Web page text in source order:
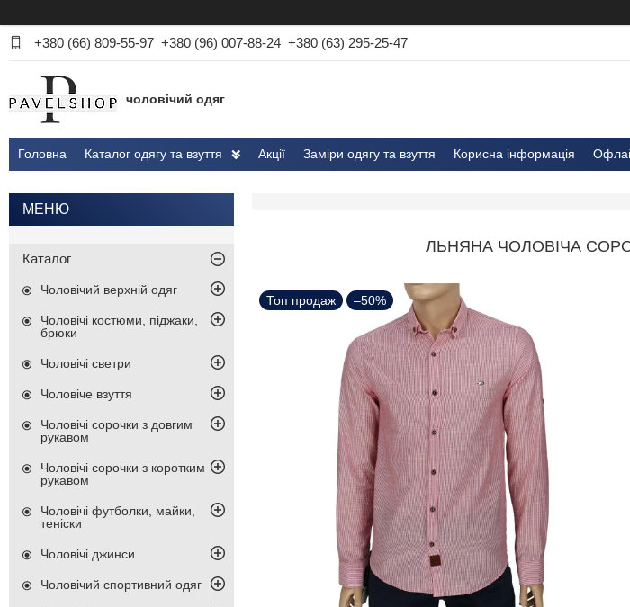
+380 (66) 809-55-97 +380 (96) 007-88-24 +380 (63) 295-25-47
чоловічий одяг
Головна Каталог одягу та взуття Акції Заміри одягу та взуття Корисна інформація
ЛЬНЯНА ЧОЛОВІЧА
Топ продаж –50%
Каталог
Чоловічий верхній одяг
Чоловічі костюми, піджаки,
брюки
Чоловічі светри
Чоловіче взуття
Чоловічі сорочки з довгим
рукавом
Чоловічі сорочки з коротким
рукавом
Чоловічі футболки, майки,
теніски
Чоловічі джинси
Чоловічий спортивний одяг